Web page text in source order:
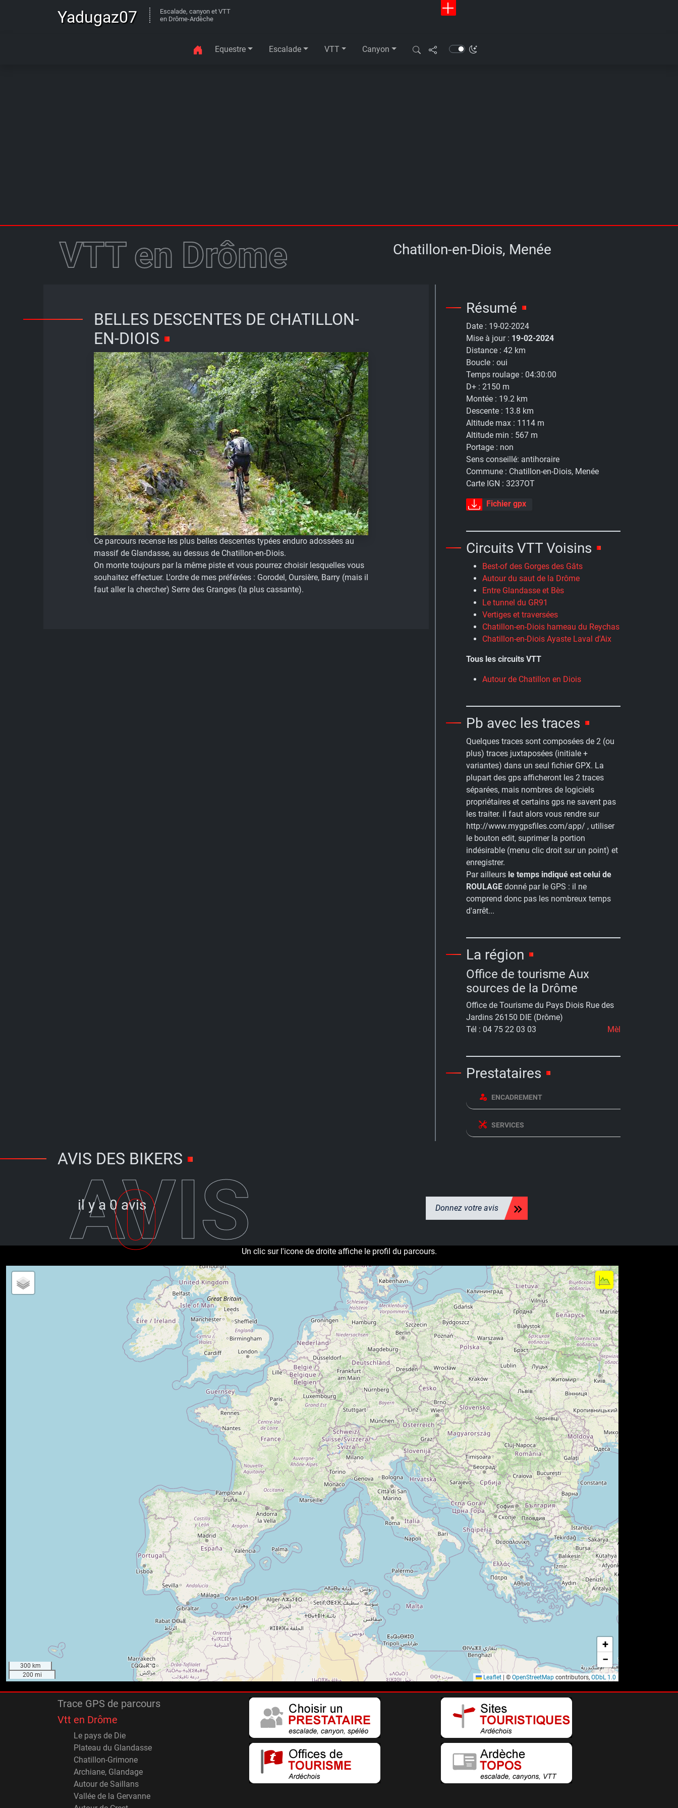
Yadugaz07
Escalade, canyon et VTT
en Drôme-Ardèche
Equestre Escalade VTT Canyon
VTT en Drôme Chatillon-en-Diois, Menée
BELLES DESCENTES DE CHATILLON-
EN-DIOIS
Ce parcours recense les plus belles descentes typées enduro adossées au
massif de Glandasse, au dessus de Chatillon-en-Diois.
On monte toujours par la même piste et vous pourrez choisir lesquelles vous
souhaitez effectuer. L'ordre de mes préférées : Gorodel, Oursière, Barry (mais il
faut aller la chercher) Serre des Granges (la plus cassante).
Résumé
Date : 19-02-2024
Mise à jour : 19-02-2024
Distance : 42 km
Boucle : oui
Temps roulage : 04:30:00
D+ : 2150 m
Montée : 19.2 km
Descente : 13.8 km
Altitude max : 1114 m
Altitude min : 567 m
Portage : non
Sens conseillé: antihoraire
Commune : Chatillon-en-Diois, Menée
Carte IGN : 3237OT
Fichier gpx
Circuits VTT Voisins
Best-of des Gorges des Gâts
Autour du saut de la Drôme
Entre Glandasse et Bès
Le tunnel du GR91
Vertiges et traversées
Chatillon-en-Diois hameau du Reychas
Chatillon-en-Diois Ayaste Laval d'Aix
Tous les circuits VTT
Autour de Chatillon en Diois
Pb avec les traces
Quelques traces sont composées de 2 (ou
plus) traces juxtaposées (initiale +
variantes) dans un seul fichier GPX. La
plupart des gps afficheront les 2 traces
séparées, mais nombres de logiciels
propriétaires et certains gps ne savent pas
les traiter. il faut alors vous rendre sur
http://www.mygpsfiles.com/app/ , utiliser
le bouton edit, suprimer la portion
indésirable (menu clic droit sur un point) et
enregistrer.
Par ailleurs le temps indiqué est celui de
ROULAGE donné par le GPS : il ne
comprend donc pas les nombreux temps
d'arrêt...
La région
Office de tourisme Aux
sources de la Drôme
Office de Tourisme du Pays Diois Rue des
Jardins 26150 DIE (Drôme)
Tél : 04 75 22 03 03
Mèl
Prestataires
ENCADREMENT
SERVICES
AVIS DES BIKERS
AVIS
il y a 0
0 avis Donnez votre avis
Un clic sur l'icone de droite affiche le profil du parcours.
300 km
200 mi
+
−
Leaflet | ©OpenStreetMap contributors,ODbL 1.0
Trace GPS de parcours
Vtt en Drôme
Le pays de Die
Plateau du Glandasse
Chatillon-Grimone
Archiane, Glandage
Autour de Saillans
Vallée de la Gervanne